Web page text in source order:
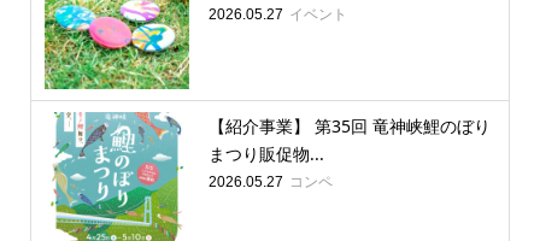
2026.05.27 イベント
【紹介事業】 第35回 竜神峡鯉のぼり
まつり販促物...
2026.05.27 コンペ